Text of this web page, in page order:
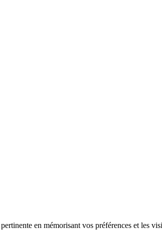
en mémorisant vos préférences et les